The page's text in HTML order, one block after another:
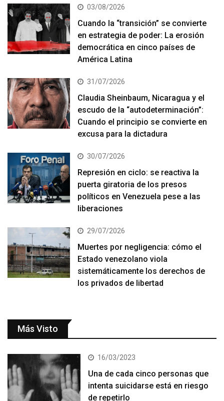
03/08/2026
Cuando la “transición” se convierte
en estrategia de poder: La erosión
democrática en cinco países de
América Latina
31/07/2026
Claudia Sheinbaum, Nicaragua y el
escudo de la “autodeterminación”:
Cuando el principio se convierte en
excusa para la dictadura
30/07/2026
Represión en ciclo: se reactiva la
puerta giratoria de los presos
políticos en Venezuela pese a las
liberaciones
29/07/2026
Muertes por negligencia: cómo el
Estado venezolano viola
sistemáticamente los derechos de
los privados de libertad
Más Visto
16/03/2023
Una de cada cinco personas que
intenta suicidarse está en riesgo
de repetirlo